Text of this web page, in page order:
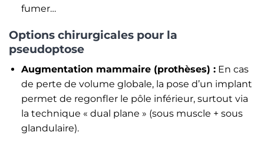
fumer…
Options chirurgicales pour la
pseudoptose
Augmentation mammaire (prothèses) :En cas
de perte de volume globale, la pose d’un implant
permet de regonfler le pôle inférieur, surtout via
la technique « dual plane » (sous muscle + sous
glandulaire).